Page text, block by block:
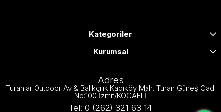
Kategoriler
Kurumsal
Adres
Turanlar Outdoor Av & Balıkçılık Kadıköy Mah. Turan Güneş Cad.
No:100 İzmit/KOCAELİ
Tel: 0 (262) 321 63 14